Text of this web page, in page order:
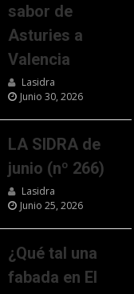
sabor de
Asturies a
Valencia
Lasidra
Junio 30, 2026
LA SIDRA de
junio (nº 266)
Lasidra
Junio 25, 2026
¿Qué tal una
fabada en El